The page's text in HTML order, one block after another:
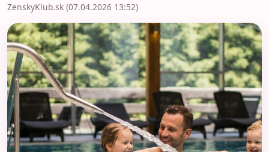
ZenskyKlub.sk (07.04.2026 13:52)